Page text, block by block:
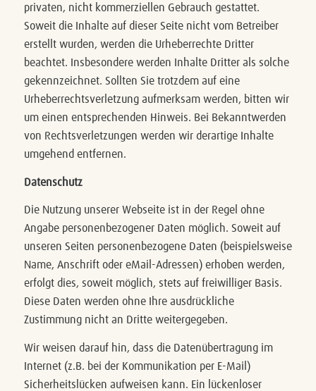
privaten, nicht kommerziellen Gebrauch gestattet.
Soweit die Inhalte auf dieser Seite nicht vom Betreiber
erstellt wurden, werden die Urheberrechte Dritter
beachtet. Insbesondere werden Inhalte Dritter als solche
gekennzeichnet. Sollten Sie trotzdem auf eine
Urheberrechtsverletzung aufmerksam werden, bitten wir
um einen entsprechenden Hinweis. Bei Bekanntwerden
von Rechtsverletzungen werden wir derartige Inhalte
umgehend entfernen.
Datenschutz
Die Nutzung unserer Webseite ist in der Regel ohne
Angabe personenbezogener Daten möglich. Soweit auf
unseren Seiten personenbezogene Daten (beispielsweise
Name, Anschrift oder eMail-Adressen) erhoben werden,
erfolgt dies, soweit möglich, stets auf freiwilliger Basis.
Diese Daten werden ohne Ihre ausdrückliche
Zustimmung nicht an Dritte weitergegeben.
Wir weisen darauf hin, dass die Datenübertragung im
Internet (z.B. bei der Kommunikation per E-Mail)
Sicherheitslücken aufweisen kann. Ein lückenloser